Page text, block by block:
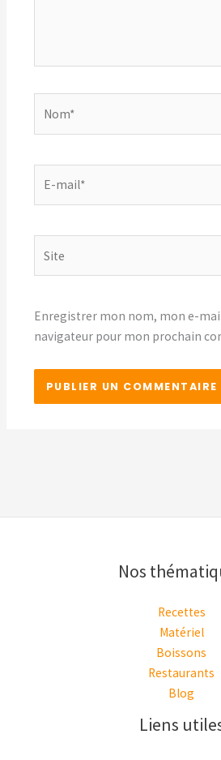
mail*
Enregistrer mon nom, mon e-
navigateur pour mon prochain
Nos
Recettes
Matériel
Boissons
Restaurants
Blog
Liens